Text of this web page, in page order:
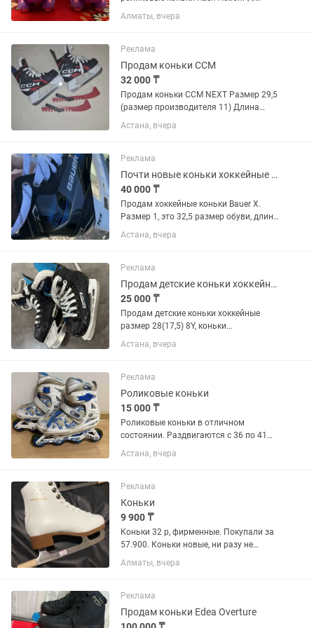
Яркие, красивые и удобные ролики для
девочки в отличном состоянии. ✅
поэтому хватит не на один...
Алматы, вчера
Реклама
Продам коньки CCM
32 000 ₸
Продам коньки CCM NEXT Размер 29,5
(размер производителя 11) Длина
стопы 18,7 см В хорошем состоянии
Астана, вчера
Реклама
Почти новые коньки хоккейные Bauer
40 000 ₸
Продам хоккейные коньки Bauer X.
Размер 1, это 32,5 размер обуви, длина
стельки 21 см. Это модель начального
уровня, разработанная для любителей
относится к линейке...
Астана, вчера
Реклама
Продам детские коньки хоккейные
25 000 ₸
Продам детские коньки хоккейные
размер 28(17,5) 8Y, коньки
полупрофессиональные Bauer. Есть
рассрочка и Каспий Ред
Астана, вчера
Реклама
Роликовые коньки
15 000 ₸
Роликовые коньки в отличном
состоянии. Раздвигаются с 36 по 41
размер обуви.
Астана, вчера
Реклама
Коньки
9 900 ₸
Коньки 32 р, фирменные. Покупали за
57.900. Коньки новые, ни разу не
использовались.
Алматы, вчера
Реклама
Продам коньки Edea Overture